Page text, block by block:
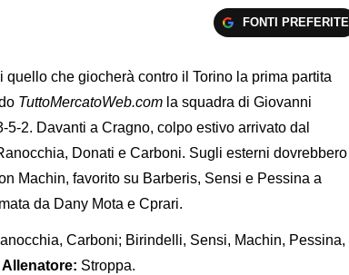
FONTI PREFERITE
che giocherà contro il Torino la prima partita
TuttoMercatoWeb.com la squadra di Giovanni
2. Davanti a Cragno, colpo estivo arrivato dal
Donati e Carboni. Sugli esterni dovrebbero
Machin, favorito su Barberis, Sensi e Pessina a
da Dany Mota e Cprari.
Carboni; Birindelli, Sensi, Machin, Pessina,
Allenatore: Stroppa.